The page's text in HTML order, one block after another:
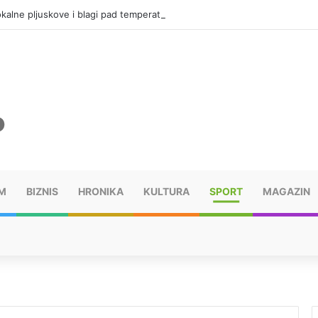
pljuskove i blagi pad temperature
BIZNIS HRONIKA KULTURA SPORT MAGAZIN